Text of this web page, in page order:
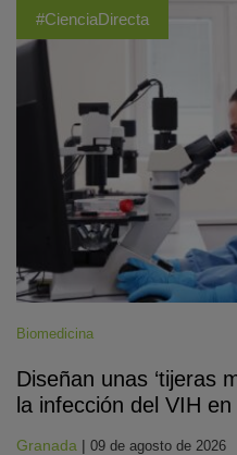
#CienciaDirecta
Biomedicina
Diseñan unas ‘tijeras
la infección del VIH
Granada | 09 de agosto de 2026